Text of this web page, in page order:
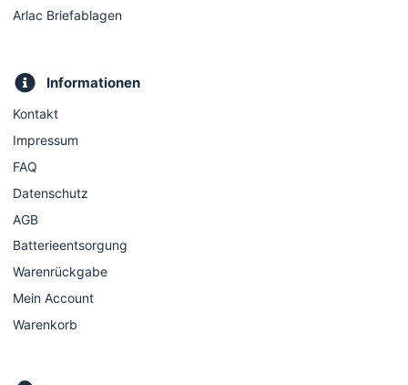
Arlac Briefablagen
Informationen
Kontakt
Impressum
FAQ
Datenschutz
AGB
Batterieentsorgung
Warenrückgabe
Mein Account
Warenkorb